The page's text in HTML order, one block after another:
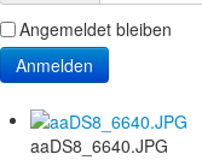
Angemeldet bleiben
Anmelden
aaDS8_6640.JPG